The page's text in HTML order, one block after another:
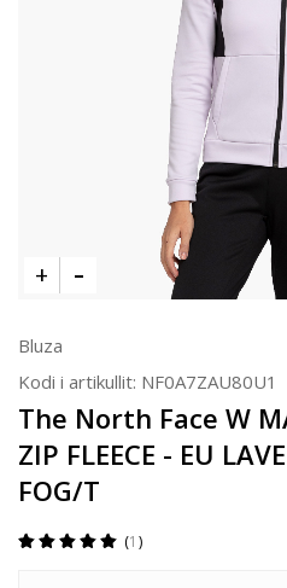
Bluza
Kodi i artikullit: NF0A7ZAU80U1
The North Face W
ZIP FLEECE - EU
FOG/T
1